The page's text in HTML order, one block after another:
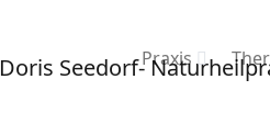
Praxis